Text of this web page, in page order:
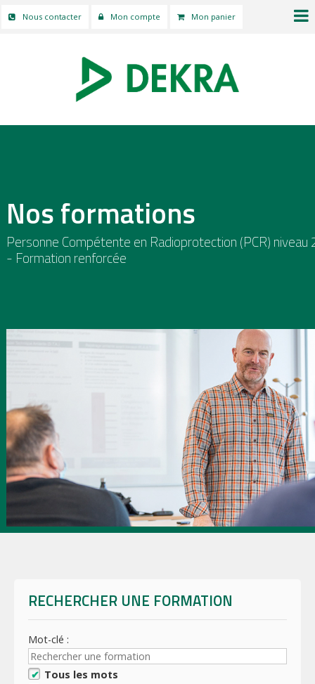
Nous contacter Mon compte Mon panier
Nos formations
Personne Compétente en Radioprotection (PCR) niveau
- Formation renforcée
RECHERCHER UNE FORMATION
Mot-clé :
Tous les mots